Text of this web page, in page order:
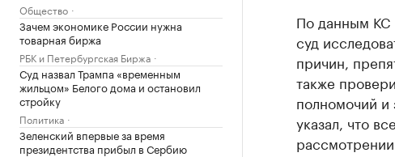
Общество
Зачем экономике России нужна
товарная биржа
РБК и Петербургская Биржа
Суд назвал Трампа «временным
жильцом» Белого дома и остановил
стройку
Политика
Зеленский впервые за время
президентства прибыл в Сербию
По данным КС
суд
причин,
также
полномочий и
указал, что